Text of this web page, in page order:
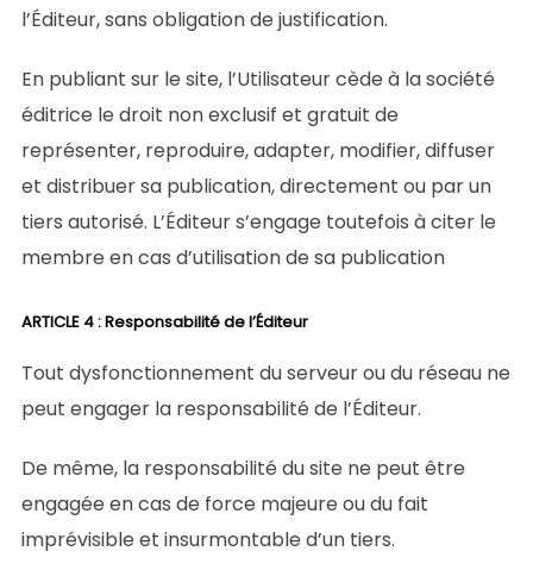
l’Éditeur, sans obligation de justification.
En publiant sur le site, l’Utilisateur cède à la société
éditrice le droit non exclusif et gratuit de
représenter, reproduire, adapter, modifier, diffuser
et distribuer sa publication, directement ou par un
tiers autorisé. L’Éditeur s’engage toutefois à citer le
membre en cas d’utilisation de sa publication
ARTICLE 4 : Responsabilité de l’Éditeur
Tout dysfonctionnement du serveur ou du réseau ne
peut engager la responsabilité de l’Éditeur.
De même, la responsabilité du site ne peut être
engagée en cas de force majeure ou du fait
imprévisible et insurmontable d’un tiers.